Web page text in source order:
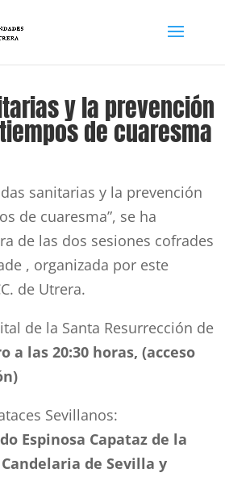
y la prevención
de cuaresma
sanitarias y la prevención
de cuaresma”, se ha
de las dos sesiones cofrades
, organizada por este
de Utrera.
de la Santa Resurrección de
a las 20:30 horas, (acceso
Sevillanos:
Espinosa Capataz de la
de Sevilla y